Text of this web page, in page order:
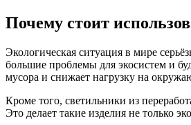
Почему стоит
Экологическая ситуация в мире
большие проблемы для экосистем и
мусора и снижает нагрузку на
Кроме того, светильники из
Это делает такие изделия не только